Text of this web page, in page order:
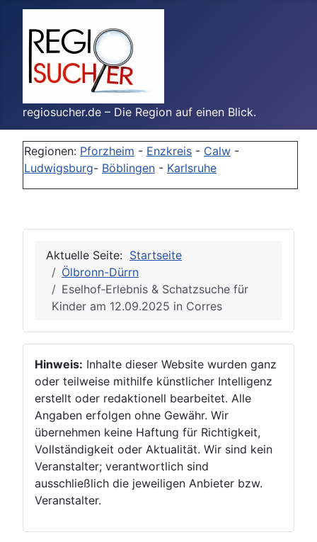
regiosucher.de – Die Region auf einen Blick.
Regionen: Pforzheim - Enzkreis - Calw -
Ludwigsburg- Böblingen - Karlsruhe
Aktuelle Seite: Startseite
Ölbronn-Dürrn
Eselhof‑Erlebnis & Schatzsuche für
Kinder am 12.09.2025 in Corres
Hinweis: Inhalte dieser Website wurden ganz
oder teilweise mithilfe künstlicher Intelligenz
erstellt oder redaktionell bearbeitet. Alle
Angaben erfolgen ohne Gewähr. Wir
übernehmen keine Haftung für Richtigkeit,
Vollständigkeit oder Aktualität. Wir sind kein
Veranstalter; verantwortlich sind
ausschließlich die jeweiligen Anbieter bzw.
Veranstalter.